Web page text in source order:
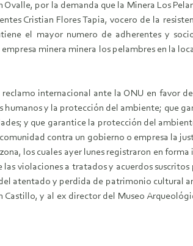
por la demanda que la Minera Los
Cristian Flores Tapia, vocero de la
el mayor numero de adherentes y
minera minera los pelambres en la
internacional ante la ONU en favor
y la protección del ambiente; que
y que garantice la protección del
contra un gobierno o empresa la
los cuales ayer lunes registraron en
violaciones a tratados y acuerdos
atentado y perdida de patrimonio cultural
y al ex director del Museo